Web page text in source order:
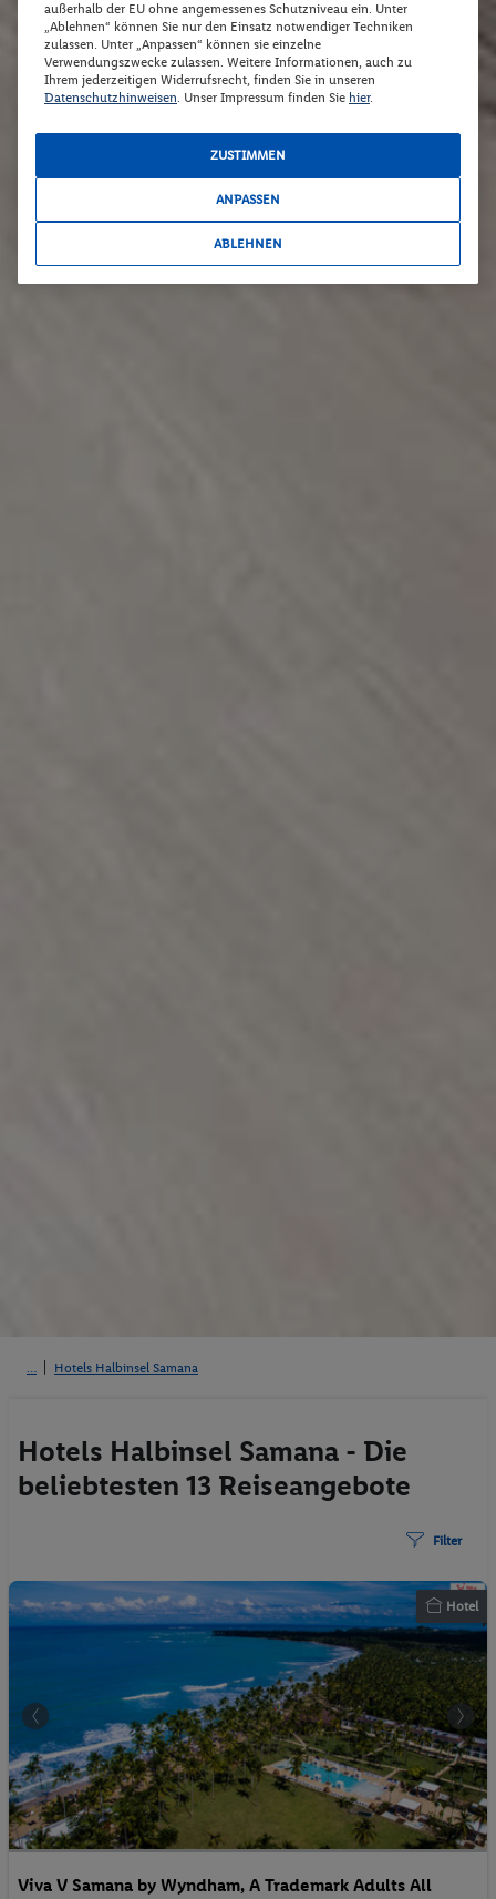
Hotels Halbinsel Samana
Hotels Halbinsel Samana - Die
beliebtesten 13 Reiseangebote
Filter
Hotel
Viva V Samana by Wyndham, A Trademark Adults All
außerhalb der EU ohne angemessenes Schutzniveau ein. Unter
„Ablehnen“ können Sie nur den Einsatz notwendiger Techniken
zulassen. Unter „Anpassen“ können sie einzelne
Verwendungszwecke zulassen. Weitere Informationen, auch zu
Ihrem jederzeitigen Widerrufsrecht, finden Sie in unseren
Datenschutzhinweisen. Unser Impressum finden Sie hier.
ZUSTIMMEN
ANPASSEN
ABLEHNEN